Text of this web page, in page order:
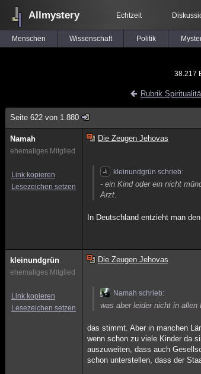
Allmystery Echtzeit
Menschen Wissenschaft Politik
38.217
Rubrik
Seite 622 von 1.880
Namah
ehemaliges Mitglied
Link kopieren
Lesezeichen setzen
Die Zeugen Jehovas
kleinundgrün schrieb:
- ein Kind oder ein nicht
Arzt.
In Deutschland entzieht man
kleinundgrün
ehemaliges Mitglied
Link kopieren
Lesezeichen setzen
Die Zeugen Jehovas
Namah schrieb:
was aber leider nicht in
das stimmt. Aber in manchen
wenn schon zu viele Kinder da
auszuweiten, dass auch
schon unterstellen, dass der